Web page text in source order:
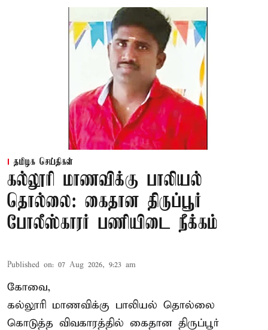
தமிழக செய்திகள்
கல்லூரி மாணவிக்கு பாலியல்
தொல்லை: கைதான திருப்பூர்
போலீஸ்காரர் பணியிடை நீக்கம்
Published on: 07 Aug 2026, 9:23 am
கோவை,
கல்லூரி மாணவிக்கு பாலியல் தொல்லை
கொடுத்த விவகாரத்தில் கைதான திருப்பூர்